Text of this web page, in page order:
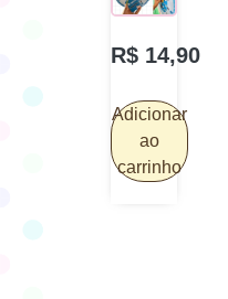
R$ 14,90
Adicionar
ao
carrinho